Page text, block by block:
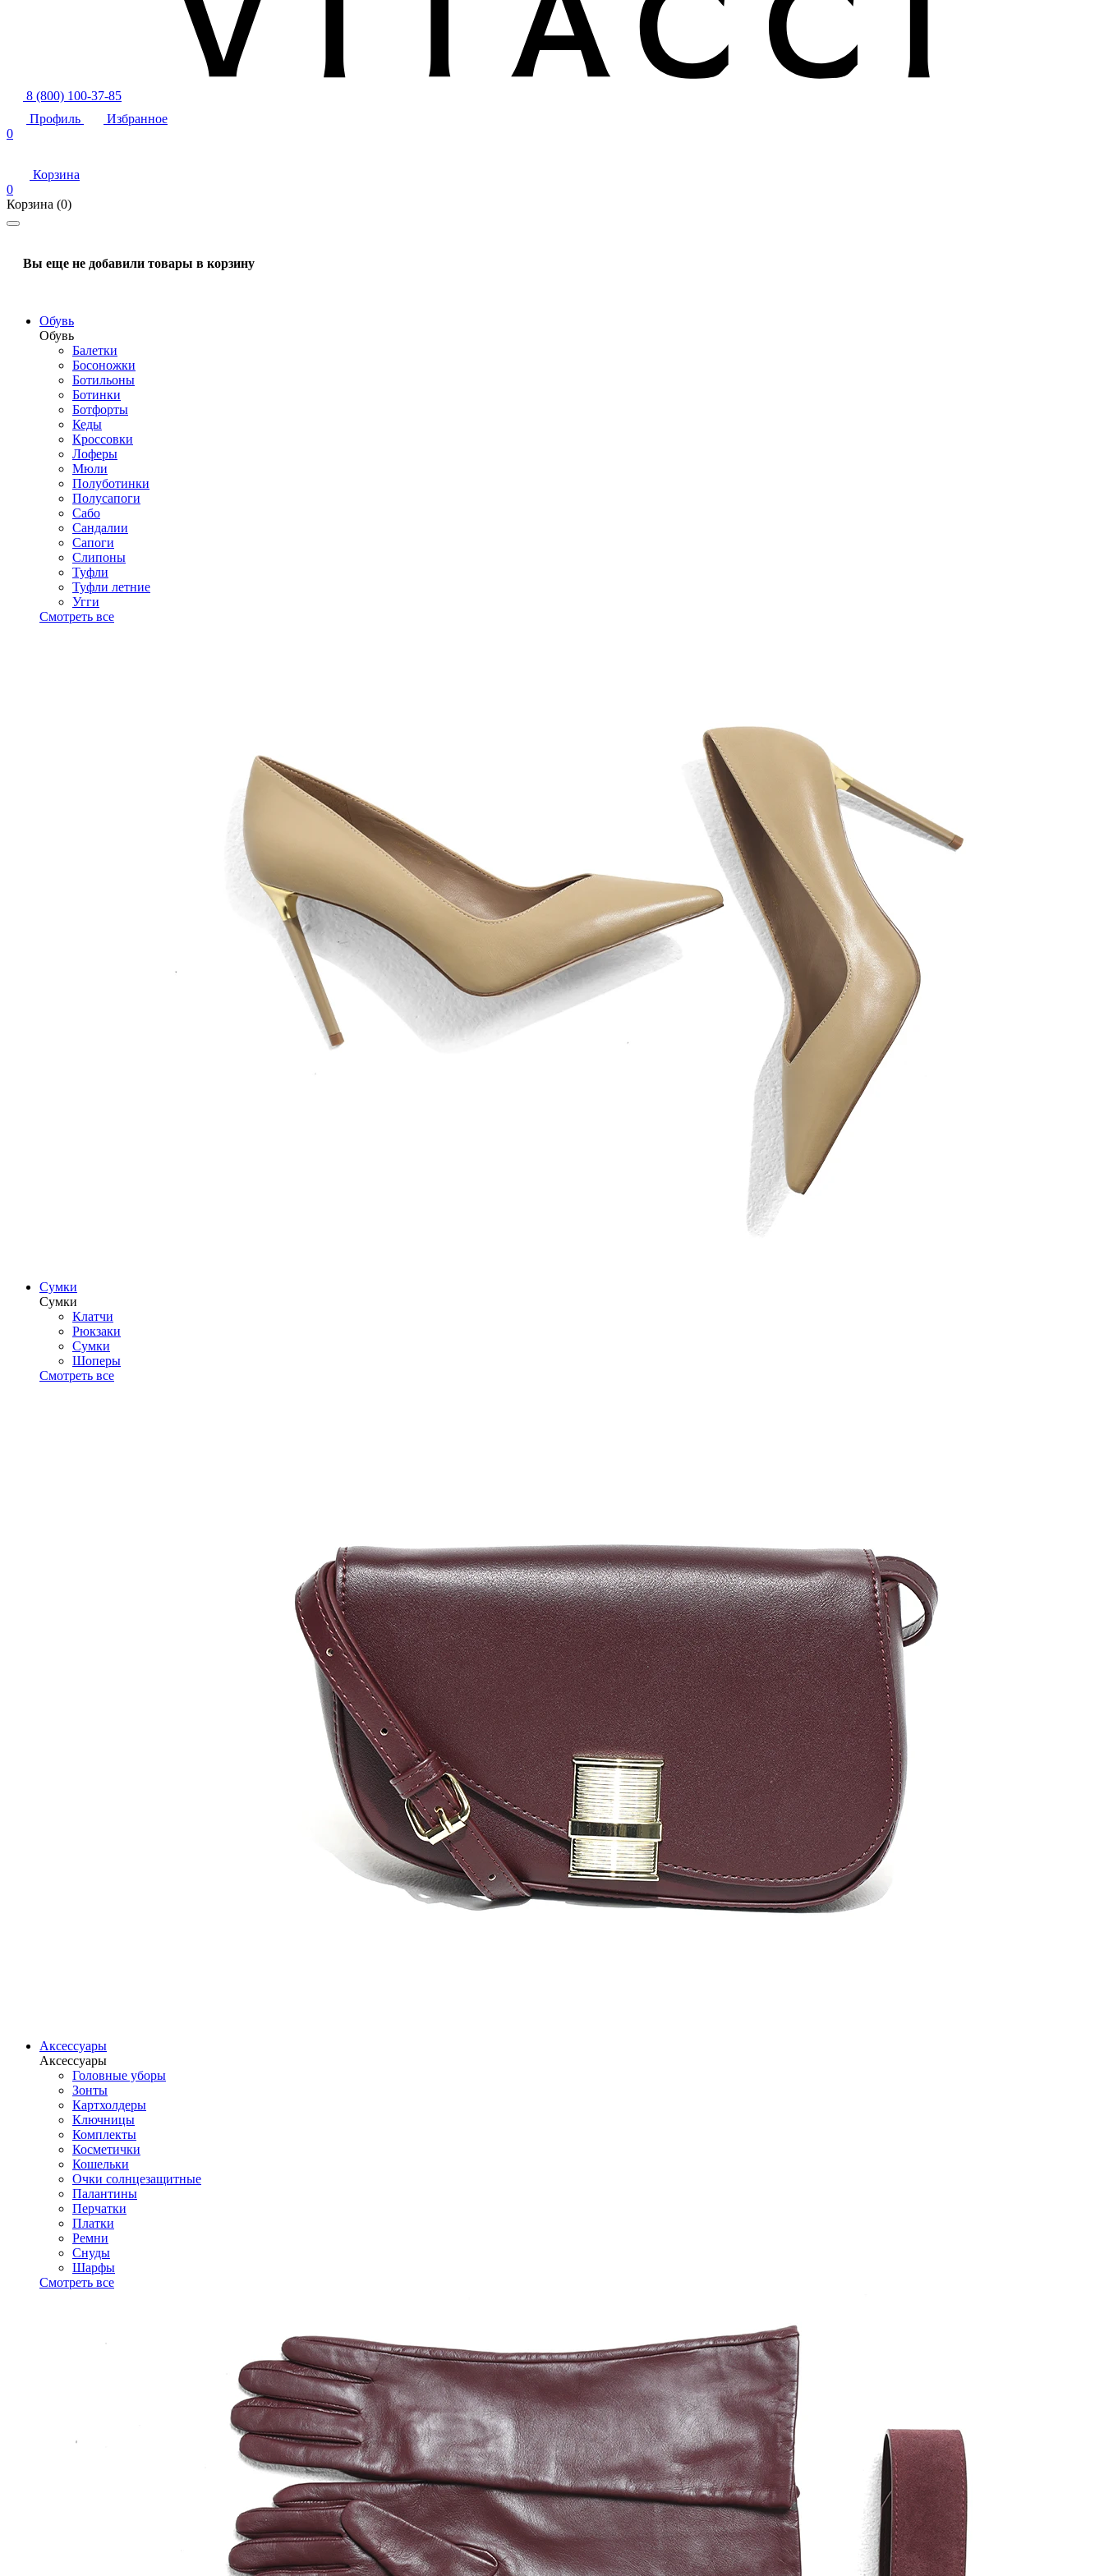
8 (800) 100-37-85
Профиль
Избранное
0
Корзина
0
Корзина (0)
Вы еще не добавили товары в корзину
Обувь
Обувь
Балетки
Босоножки
Ботильоны
Ботинки
Ботфорты
Кеды
Кроссовки
Лоферы
Мюли
Полуботинки
Полусапоги
Сабо
Сандалии
Сапоги
Слипоны
Туфли
Туфли летние
Угги
Смотреть все
Сумки
Сумки
Клатчи
Рюкзаки
Сумки
Шоперы
Смотреть все
Аксессуары
Аксессуары
Головные уборы
Зонты
Картхолдеры
Ключницы
Комплекты
Косметички
Кошельки
Очки солнцезащитные
Палантины
Перчатки
Платки
Ремни
Снуды
Шарфы
Смотреть все